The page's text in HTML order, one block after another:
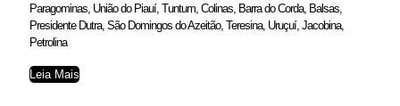
Paragominas, União do Piauí, Tuntum, Colinas, Barra do Corda, Balsas,
Presidente Dutra, São Domingos do Azeitão, Teresina, Uruçuí, Jacobina,
Petrolina
Leia Mais